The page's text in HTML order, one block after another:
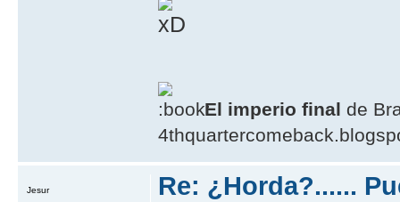
El imperio final de
Re: ¿Horda?......
Jesur